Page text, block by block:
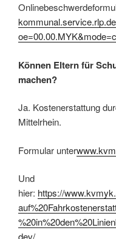
Können Eltern für
machen?
Ja. Kostenerstattung
Mittelrhein.
Formular unter
Und
hier: https://
dev/